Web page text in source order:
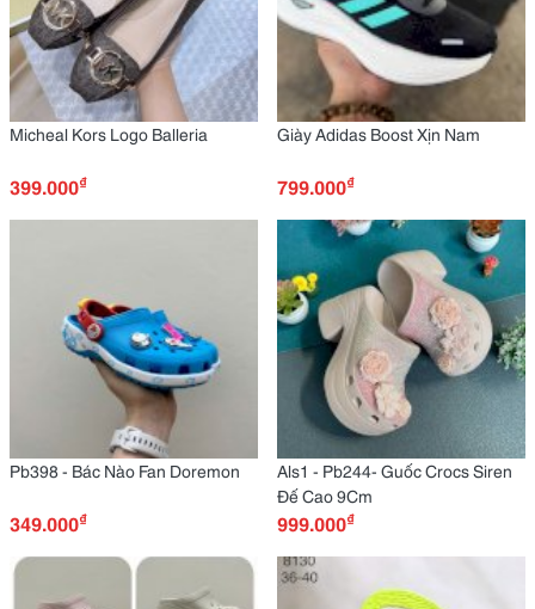
Micheal Kors Logo Balleria
399.000₫
Giày Adidas Boost Xịn Nam
799.000₫
Pb398 - Bác Nào Fan Doremon
349.000₫
Als1 - Pb244- Guốc Crocs Siren
Đế Cao 9Cm
999.000₫